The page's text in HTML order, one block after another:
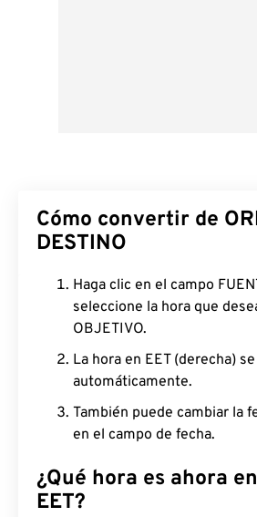
Cómo convertir de
DESTINO
Haga clic en el campo
seleccione la hora que
OBJETIVO.
La hora en EET (derecha)
automáticamente.
También puede cambiar la
en el campo de fecha.
¿Qué hora es ahora
EET?